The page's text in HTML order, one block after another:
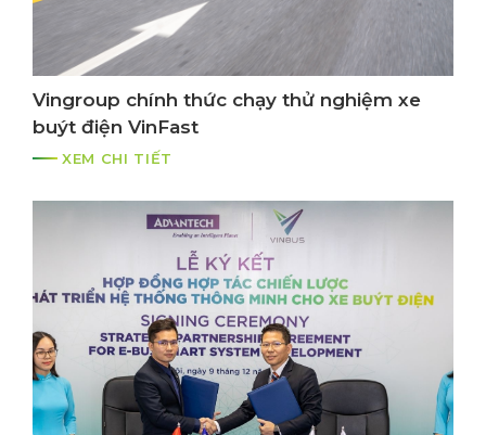
Vingroup chính thức chạy thử nghiệm xe
buýt điện VinFast
XEM CHI TIẾT